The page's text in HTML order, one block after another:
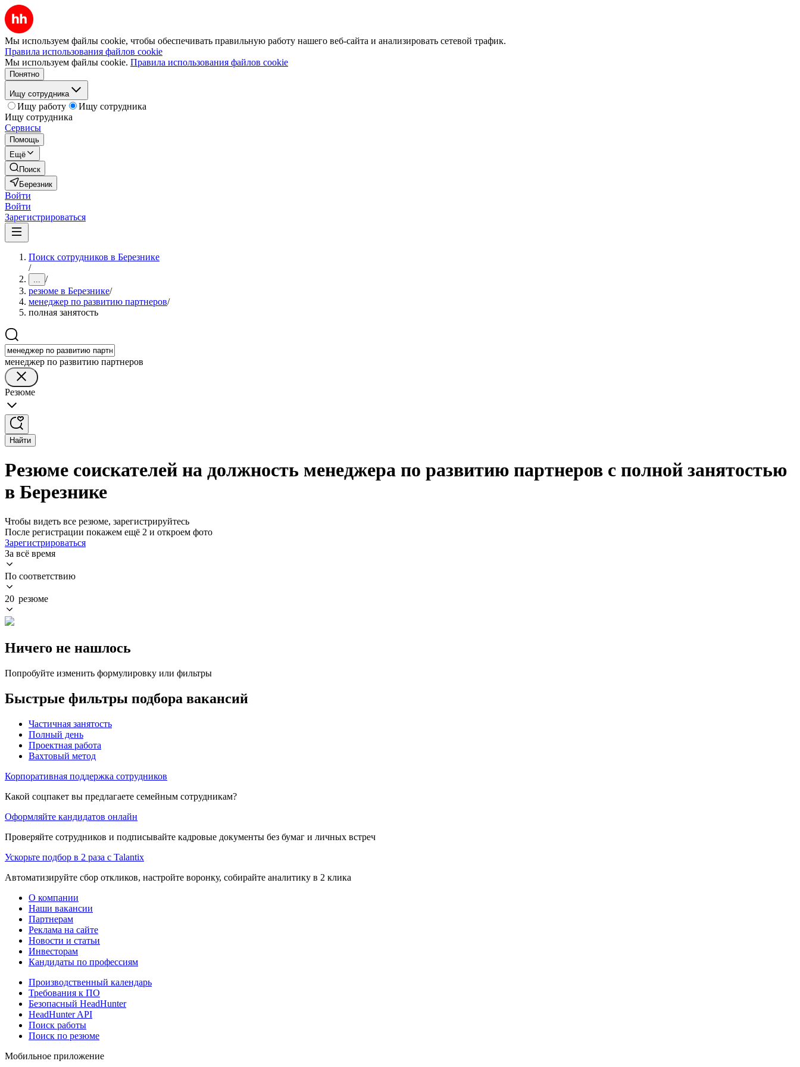
Мы используем файлы cookie, чтобы обеспечивать правильную работу нашего веб-сайта и анализировать сетевой трафик.
Правила использования файлов cookie
Мы используем файлы cookie. Правила использования файлов cookie
Понятно
Ищу сотрудника
Ищу работу
Ищу сотрудника
Ищу сотрудника
Сервисы
Помощь
Ещё
Поиск
Березник
Войти
Войти
Зарегистрироваться
Поиск сотрудников в Березнике
/
... /
резюме в Березнике/
менеджер по развитию партнеров/
полная занятость
менеджер по развитию партнеров
Резюме
Найти
Резюме соискателей на должность менеджера по развитию партнеров с полной занятостью
в Березнике
Чтобы видеть все резюме, зарегистрируйтесь
После регистрации покажем ещё 2 и откроем фото
Зарегистрироваться
За всё время
По соответствию
20 резюме
Ничего не нашлось
Попробуйте изменить формулировку или фильтры
Быстрые фильтры подбора вакансий
Частичная занятость
Полный день
Проектная работа
Вахтовый метод
Корпоративная поддержка сотрудников
Какой соцпакет вы предлагаете семейным сотрудникам?
Оформляйте кандидатов онлайн
Проверяйте сотрудников и подписывайте кадровые документы без бумаг и личных встреч
Ускорьте подбор в 2 раза с Talantix
Автоматизируйте сбор откликов, настройте воронку, собирайте аналитику в 2 клика
О компании
Наши вакансии
Партнерам
Реклама на сайте
Новости и статьи
Инвесторам
Кандидаты по профессиям
Производственный календарь
Требования к ПО
Безопасный HeadHunter
HeadHunter API
Поиск работы
Поиск по резюме
Мобильное приложение